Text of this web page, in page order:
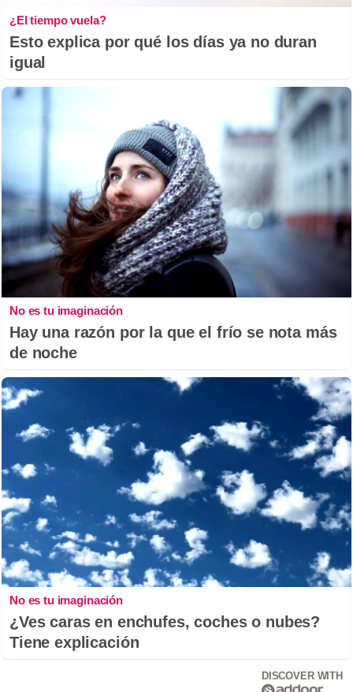
¿El tiempo vuela?
Esto explica por qué los días ya no duran
igual
No es tu imaginación
Hay una razón por la que el frío se nota más
de noche
No es tu imaginación
¿Ves caras en enchufes, coches o nubes?
Tiene explicación
DISCOVER WITH